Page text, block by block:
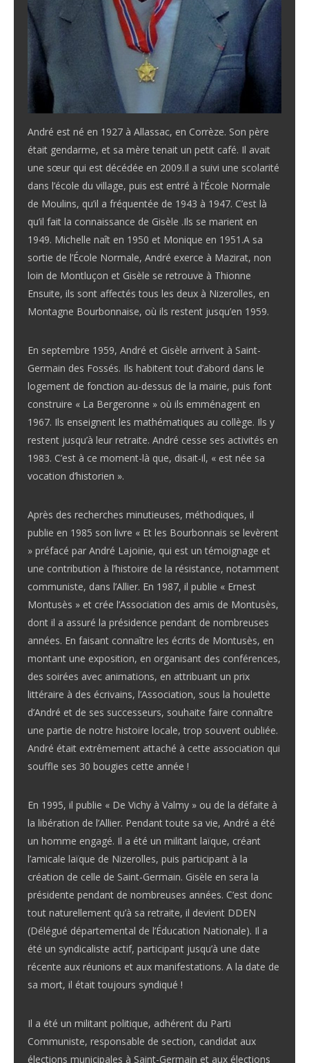
André est né en 1927 à Allassac, en Corrèze. Son père
était gendarme, et sa mère tenait un petit café. Il avait
une sœur qui est décédée en 2009.Il a suivi une scolarité
dans l’école du village, puis est entré à l’École Normale
de Moulins, qu’il a fréquentée de 1943 à 1947. C’est là
qu’il fait la connaissance de Gisèle .Ils se marient en
1949. Michelle naît en 1950 et Monique en 1951.A sa
sortie de l’École Normale, André exerce à Mazirat, non
loin de Montluçon et Gisèle se retrouve à Thionne
Ensuite, ils sont affectés tous les deux à Nizerolles, en
Montagne Bourbonnaise, où ils restent jusqu’en 1959.
En septembre 1959, André et Gisèle arrivent à Saint-
Germain des Fossés. Ils habitent tout d’abord dans le
logement de fonction au-dessus de la mairie, puis font
construire « La Bergeronne » où ils emménagent en
1967. Ils enseignent les mathématiques au collège. Ils y
restent jusqu’à leur retraite. André cesse ses activités en
1983. C’est à ce moment-là que, disait-il, « est née sa
vocation d’historien ».
Après des recherches minutieuses, méthodiques, il
publie en 1985 son livre « Et les Bourbonnais se levèrent
» préfacé par André Lajoinie, qui est un témoignage et
une contribution à l’histoire de la résistance, notamment
communiste, dans l’Allier. En 1987, il publie « Ernest
Montusès » et crée l’Association des amis de Montusès,
dont il a assuré la présidence pendant de nombreuses
années. En faisant connaître les écrits de Montusès, en
montant une exposition, en organisant des conférences,
des soirées avec animations, en attribuant un prix
littéraire à des écrivains, l’Association, sous la houlette
d’André et de ses successeurs, souhaite faire connaître
une partie de notre histoire locale, trop souvent oubliée.
André était extrêmement attaché à cette association qui
souffle ses 30 bougies cette année !
En 1995, il publie « De Vichy à Valmy » ou de la défaite à
la libération de l’Allier. Pendant toute sa vie, André a été
un homme engagé. Il a été un militant laïque, créant
l’amicale laïque de Nizerolles, puis participant à la
création de celle de Saint-Germain. Gisèle en sera la
présidente pendant de nombreuses années. C’est donc
tout naturellement qu’à sa retraite, il devient DDEN
(Délégué départemental de l’Éducation Nationale). Il a
été un syndicaliste actif, participant jusqu’à une date
récente aux réunions et aux manifestations. A la date de
sa mort, il était toujours syndiqué !
Il a été un militant politique, adhérent du Parti
Communiste, responsable de section, candidat aux
élections municipales à Saint-Germain et aux élections